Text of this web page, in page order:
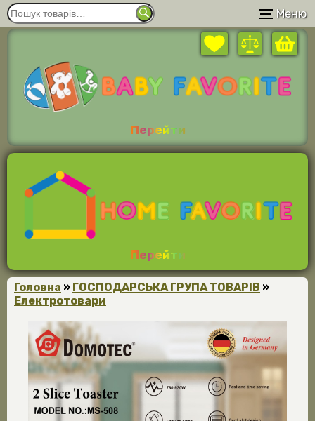
Меню
Перейти
Перейти
Головна » ГОСПОДАРСЬКА ГРУПА ТОВАРІВ »
Електротовари